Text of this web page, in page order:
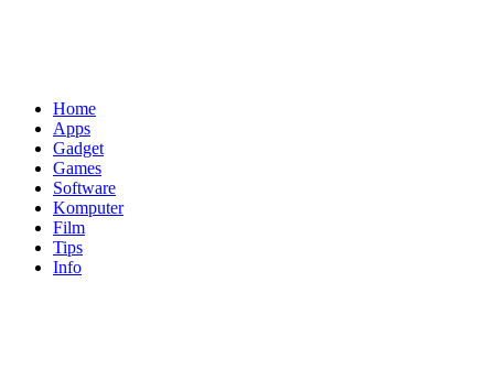
Home
Apps
Gadget
Games
Software
Komputer
Film
Tips
Info